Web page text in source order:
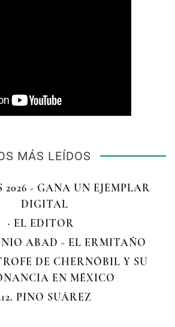
MÁS LEÍDOS
2026 - GANA UN EJEMPLAR
DIGITAL
· EL EDITOR
ABAD - EL ERMITAÑO
DE CHERNÓBIL Y SU
EN MÉXICO
PINO SUÁREZ